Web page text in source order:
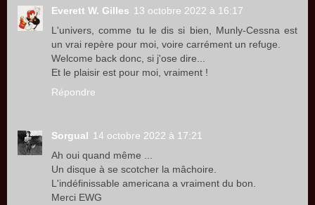
Everett W. Gilles 13 octobre 2022 à 16:17
L'univers, comme tu le dis si bien, Munly-Cessna est
un vrai repère pour moi, voire carrément un refuge.
Welcome back donc, si j'ose dire...
Et le plaisir est pour moi, vraiment !
Répondre
Sorgual 14 octobre 2022 à 17:21
Ah oui quand même ...
Un disque à se scotcher la mâchoire.
L'indéfinissable americana a vraiment du bon.
Merci EWG